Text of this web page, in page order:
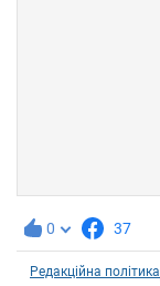
0 37
Редакційна політика